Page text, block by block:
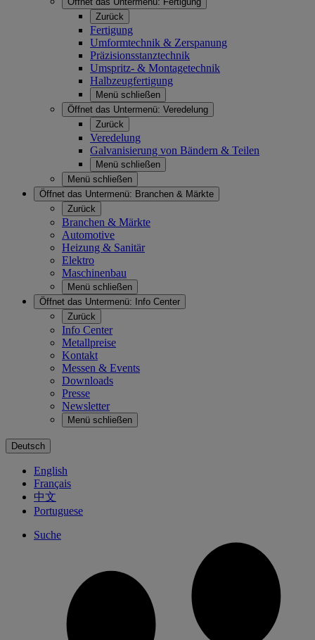
Zurück
Fertigung
Umformtechnik & Zerspanung
Präzisionsstanztechnik
Umspritz- & Montagetechnik
Halbzeugfertigung
Menü schließen
Öffnet das Untermenü: Veredelung
Zurück
Veredelung
Galvanisierung von Bändern & Teilen
Menü schließen
Menü schließen
Öffnet das Untermenü: Branchen & Märkte
Zurück
Branchen & Märkte
Automotive
Heizung & Sanitär
Elektro
Maschinenbau
Menü schließen
Öffnet das Untermenü:
Info Center
Zurück
Info Center
Metallpreise
Kontakt
Messen & Events
Downloads
Presse
Newsletter
Menü schließen
Deutsch
English
Français
中文
Portuguese
Suche